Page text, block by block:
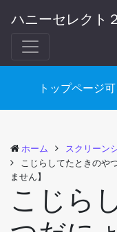
ハニーセレクト
トップページ
ホーム スクリーン
こじらしてたときのや
ません】
こじら